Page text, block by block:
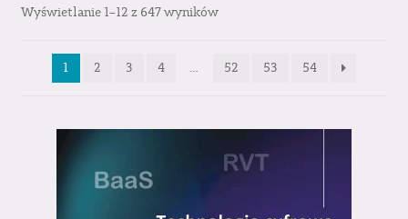
Wyświetlanie 1–12 z 647 wyników
1 2 3 4 … 52 53 54